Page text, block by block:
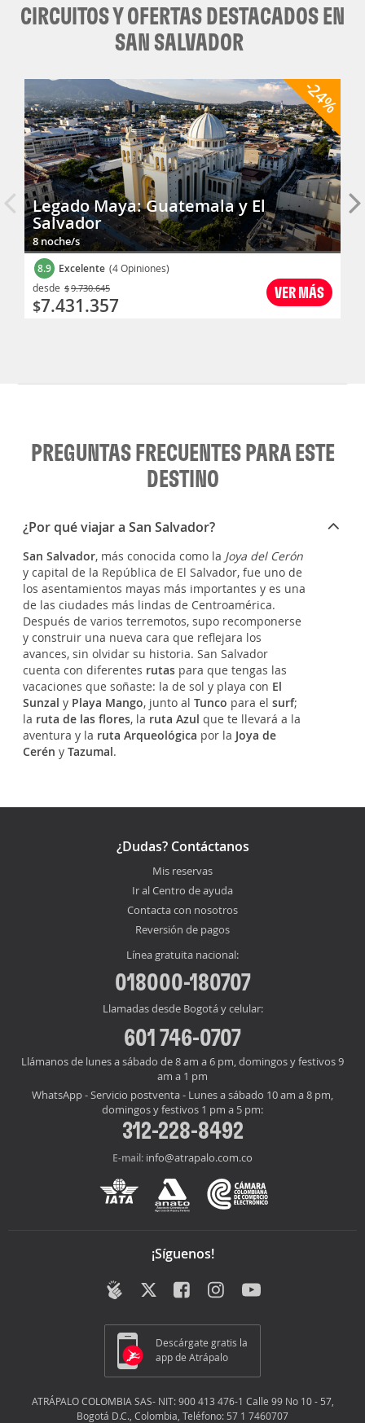
CIRCUITOS Y OFERTAS DESTACADOS EN
SAN SALVADOR
Legado Maya: Guatemala y El
Salvador
8 noche/s
8.9 Excelente (4 Opiniones)
VER MÁS
desde $9.730.645
$7.431.357
-24%
PREGUNTAS FRECUENTES PARA ESTE
DESTINO
¿Por qué viajar a San Salvador?
San Salvador, más conocida como la Joya del Cerón
y capital de la República de El Salvador, fue uno de
los asentamientos mayas más importantes y es una
de las ciudades más lindas de Centroamérica.
Después de varios terremotos, supo recomponerse
y construir una nueva cara que reflejara los
avances, sin olvidar su historia. San Salvador
cuenta con diferentes rutas para que tengas las
vacaciones que soñaste: la de sol y playa con El
Sunzal y Playa Mango, junto al Tunco para el surf;
la ruta de las flores, la ruta Azul que te llevará a la
aventura y la ruta Arqueológica por la Joya de
Cerén y Tazumal.
¿Dudas? Contáctanos
Mis reservas
Ir al Centro de ayuda
Contacta con nosotros
Reversión de pagos
Línea gratuita nacional:
018000-180707
Llamadas desde Bogotá y celular:
601 746-0707
Llámanos de lunes a sábado de 8 am a 6 pm, domingos y festivos 9
am a 1 pm
WhatsApp - Servicio postventa - Lunes a sábado 10 am a 8 pm,
domingos y festivos 1 pm a 5 pm:
312-228-8492
E-mail: info@atrapalo.com.co
¡Síguenos!
Descárgate gratis la
app de Atrápalo
ATRÁPALO COLOMBIA SAS- NIT: 900 413 476-1 Calle 99 No 10 - 57,
Bogotá D.C., Colombia, Teléfono: 57 1 7460707